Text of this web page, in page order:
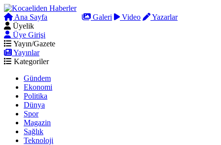
Ana Sayfa Galeri Video
Yazarlar
Üyelik
Üye Girişi
Yayın/Gazete
Yayınlar
Kategoriler
Gündem
Ekonomi
Politika
Dünya
Spor
Magazin
Sağlık
Teknoloji